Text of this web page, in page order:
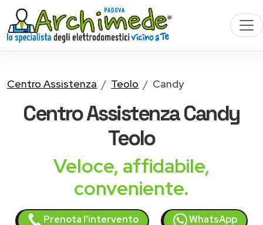
Centro Assistenza Teolo Candy
Centro AssistenzaCandy
Teolo
Veloce, affidabile,
conveniente.
Prenota l'intervento WhatsApp